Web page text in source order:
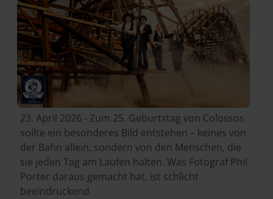
23. April 2026 - Zum 25. Geburtstag von Colossos
sollte ein besonderes Bild entstehen – keines von
der Bahn allein, sondern von den Menschen, die
sie jeden Tag am Laufen halten. Was Fotograf Phil
Porter daraus gemacht hat, ist schlicht
beeindruckend.